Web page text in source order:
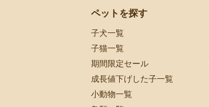
ペットを探す
子犬一覧
子猫一覧
期間限定セール
成長値下げした子一覧
小動物一覧